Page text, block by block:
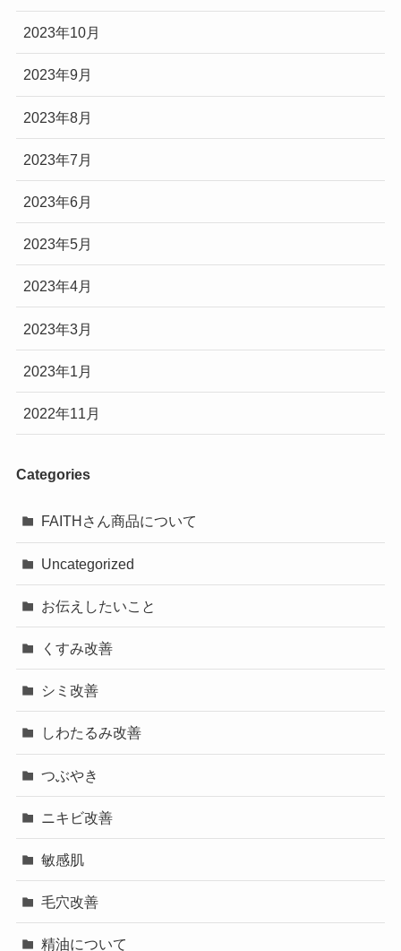
2023年10月
2023年9月
2023年8月
2023年7月
2023年6月
2023年5月
2023年4月
2023年3月
2023年1月
2022年11月
Categories
FAITHさん商品について
Uncategorized
お伝えしたいこと
くすみ改善
シミ改善
しわたるみ改善
つぶやき
ニキビ改善
敏感肌
毛穴改善
精油について